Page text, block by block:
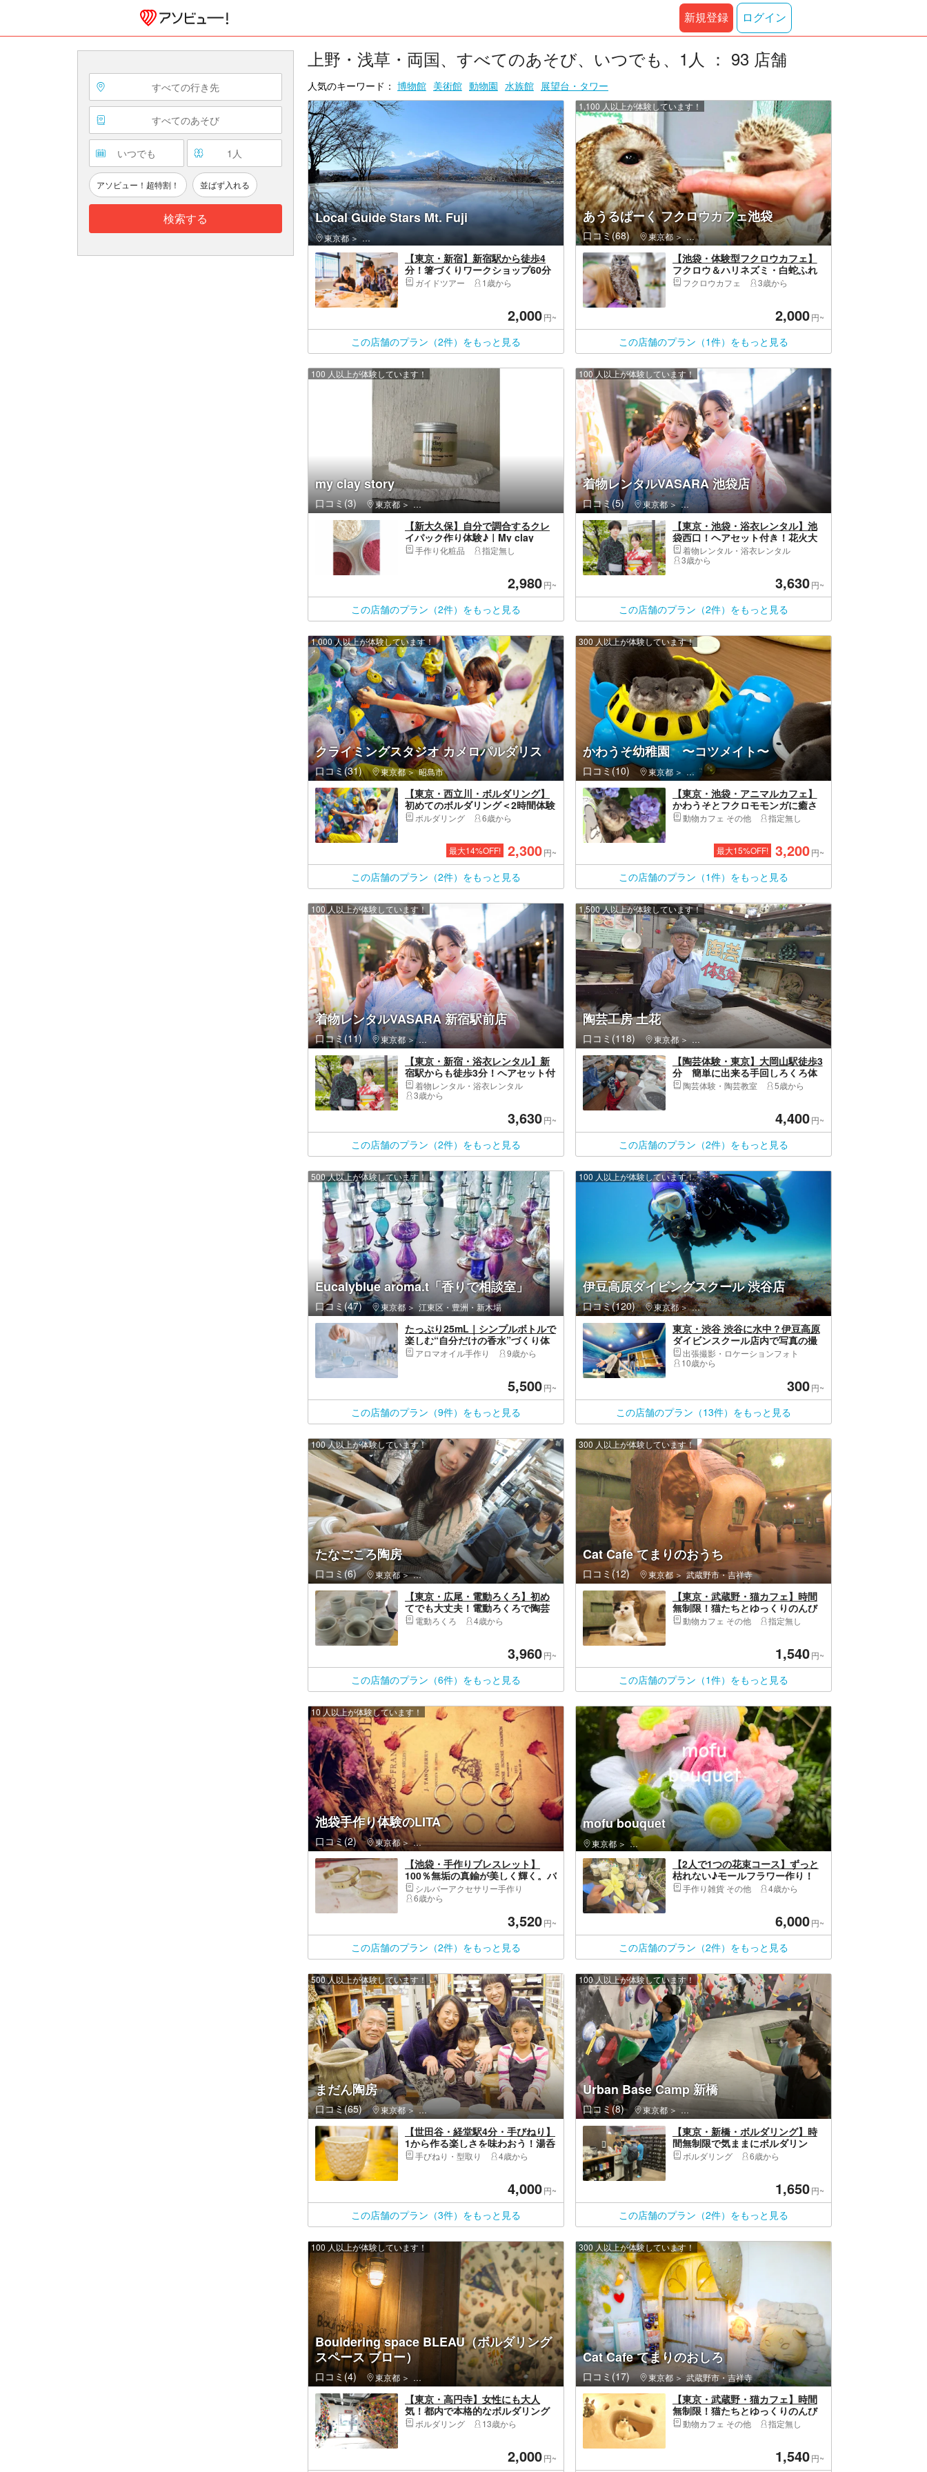
新規登録 ログイン
すべての行き先
すべてのあそび
いつでも 1 人
アソビュー！超特割！ 並ばず入れる
検索する
上野・浅草・両国、すべてのあそび、いつでも、1人 ： 93 店舗
人気のキーワード： 博物館 美術館 動物園 水族館 展望台・タワー
Local Guide Stars Mt. Fuji
東京都 新宿区・新宿・高田馬場・新大久保
【東京・新宿】新宿駅から徒歩4
分！箸づくりワークショップ60分
間＜ファミリー・カップル・お一
ガイドツアー 1歳から
2,000円~
この店舗のプラン（2件）をもっと見る
あうるぱーく フクロウカフェ池袋
口コミ(68) 東京都 豊島区・池袋・巣鴨・大塚・目白
1,100 人以上が体験しています！
【池袋・体験型フクロウカフェ】
フクロウ＆ハリネズミ・白蛇ふれ
あい体験＜フクロウのえさ付き＞
フクロウカフェ 3歳から
2,000円~
この店舗のプラン（1件）をもっと見る
my clay story
口コミ(3) 東京都 新宿区・新宿・高田馬場・新大久保
100 人以上が体験しています！
【新大久保】自分で調合するクレ
イパック作り体験♪｜My clay
story
手作り化粧品 指定無し
2,980円~
この店舗のプラン（2件）をもっと見る
着物レンタルVASARA 池袋店
口コミ(5) 東京都 豊島区・池袋・巣鴨・大塚・目白
100 人以上が体験しています！
【東京・池袋・浴衣レンタル】池
袋西口！ヘアセット付き！花火大
会や夏祭りにも！ 浴衣一式レンタ
ル＆着付けプラン！
着物レンタル・浴衣レンタル
3歳から
3,630円~
この店舗のプラン（2件）をもっと見る
クライミングスタジオ カメロパルダリス
口コミ(31) 東京都 昭島市
1,000 人以上が体験しています！
【東京・西立川・ボルダリング】
初めてのボルダリング＜2時間体験
コース＞スタッフが近くで見守っ
ボルダリング 6歳から
最大14%OFF! 2,300円~
この店舗のプラン（2件）をもっと見る
かわうそ幼稚園 〜コツメイト〜
口コミ(10) 東京都 豊島区・池袋・巣鴨・大塚・目白
300 人以上が体験しています！
【東京・池袋・アニマルカフェ】
かわうそとフクロモモンガに癒さ
れる特別な思い出作り♪
動物カフェ その他 指定無し
最大15%OFF! 3,200円~
この店舗のプラン（1件）をもっと見る
着物レンタルVASARA 新宿駅前店
口コミ(11) 東京都 新宿区・新宿・高田馬場・新大久保
100 人以上が体験しています！
【東京・新宿・浴衣レンタル】新
宿駅からも徒歩3分！ヘアセット付
き！花火大会や夏祭りにも！浴衣
一式レンタル＆着付けプラン！
着物レンタル・浴衣レンタル
3歳から
3,630円~
この店舗のプラン（2件）をもっと見る
陶芸工房 土花
口コミ(118) 東京都 大田区・羽田空港・平和島・蒲田
1,500 人以上が体験しています！
【陶芸体験・東京】大岡山駅徒歩3
分 簡単に出来る手回しろくろ体
験 動画撮影サービスで思い出バ
陶芸体験・陶芸教室 5歳から
4,400円~
この店舗のプラン（2件）をもっと見る
Eucalyblue aroma.t「香りで相談室」
口コミ(47) 東京都 江東区・豊洲・新木場
500 人以上が体験しています！
たっぷり25mL｜シンプルボトルで
楽しむ“自分だけの香水”づくり体
験｜初心者・リピーター歓迎
アロマオイル手作り 9歳から
5,500円~
この店舗のプラン（9件）をもっと見る
伊豆高原ダイビングスクール 渋谷店
口コミ(120) 東京都 渋谷区・原宿・恵比寿・代官山
100 人以上が体験しています！
東京・渋谷 渋谷に水中？伊豆高原
ダイビンスクール店内で写真の撮
影会！
出張撮影・ロケーションフォト
10歳から
300円~
この店舗のプラン（13件）をもっと見る
たなごころ陶房
口コミ(6) 東京都 港区・新橋・六本木・麻布・虎ノ門・お台場・汐留
100 人以上が体験しています！
【東京・広尾・電動ろくろ】初め
てでも大丈夫！電動ろくろで陶芸
体験 陶器1‐3個
電動ろくろ 4歳から
3,960円~
この店舗のプラン（6件）をもっと見る
Cat Cafe てまりのおうち
口コミ(12) 東京都 武蔵野市・吉祥寺
300 人以上が体験しています！
【東京・武蔵野・猫カフェ】時間
無制限！猫たちとゆっくりのんび
り過ごせる猫カフェ体験プラン
動物カフェ その他 指定無し
1,540円~
この店舗のプラン（1件）をもっと見る
池袋手作り体験のLITA
口コミ(2) 東京都 豊島区・池袋・巣鴨・大塚・目白
10 人以上が体験しています！
【池袋・手作りブレスレット】
100％無垢の真鍮が美しく輝く。バ
ングル1点
シルバーアクセサリー手作り
6歳から
3,520円~
この店舗のプラン（2件）をもっと見る
mofu bouquet
東京都 新宿区・新宿・高田馬場・新大久保
【2人で1つの花束コース】ずっと
枯れない♪モールフラワー作り！
手作り雑貨 その他 4歳から
6,000円~
この店舗のプラン（2件）をもっと見る
まだん陶房
口コミ(65) 東京都 世田谷区・二子玉川・下北沢・三軒茶屋・駒沢公園・田園調布
500 人以上が体験しています！
【世田谷・経堂駅4分・手びねり】
1から作る楽しさを味わおう！湯呑
みや茶碗、オプションで大皿も！
手びねり・型取り 4歳から
4,000円~
この店舗のプラン（3件）をもっと見る
Urban Base Camp 新橋
口コミ(8) 東京都 港区・新橋・六本木・麻布・虎ノ門・お台場・汐留
100 人以上が体験しています！
【東京・新橋・ボルダリング】時
間無制限で気ままにボルダリン
グ！終日利用プラン
ボルダリング 6歳から
1,650円~
この店舗のプラン（2件）をもっと見る
Bouldering space BLEAU（ボルダリング
スペース ブロー）
口コミ(4) 東京都 杉並区・高円寺・阿佐ヶ谷・荻窪
100 人以上が体験しています！
【東京・高円寺】女性にも大人
気！都内で本格的なボルダリング
にチャレンジ！
ボルダリング 13歳から
2,000円~
Cat Cafe てまりのおしろ
口コミ(17) 東京都 武蔵野市・吉祥寺
300 人以上が体験しています！
【東京・武蔵野・猫カフェ】時間
無制限！猫たちとゆっくりのんび
り過ごせる猫カフェ体験プラン
動物カフェ その他 指定無し
1,540円~